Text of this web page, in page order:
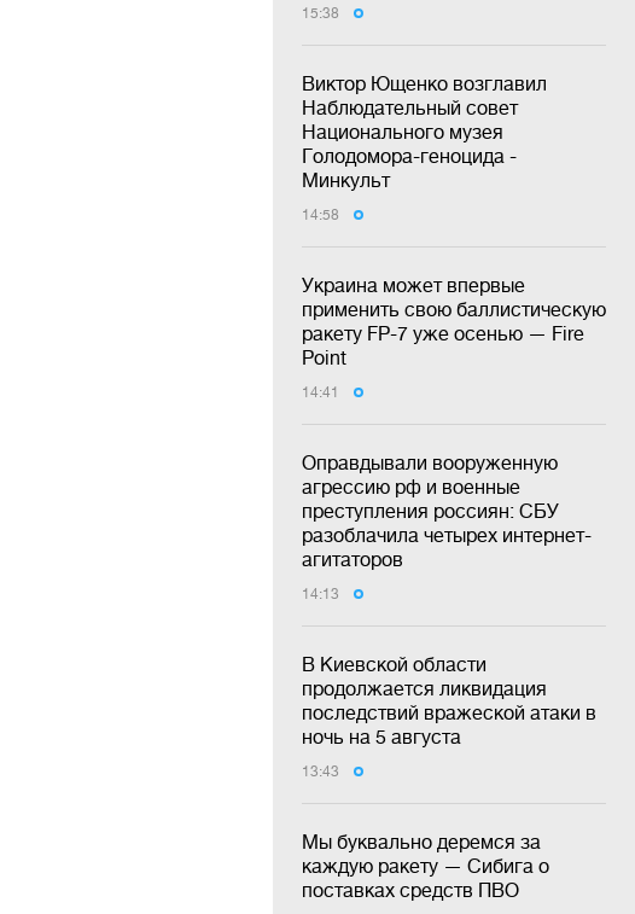
15:38
Виктор Ющенко возглавил
Наблюдательный совет
Национального музея
Голодомора-геноцида -
Минкульт
14:58
Украина может впервые
применить свою баллистическую
ракету FP-7 уже осенью — Fire
Point
14:41
Оправдывали вооруженную
агрессию рф и военные
преступления россиян: СБУ
разоблачила четырех интернет-
агитаторов
14:13
В Киевской области
продолжается ликвидация
последствий вражеской атаки в
ночь на 5 августа
13:43
Мы буквально деремся за
каждую ракету — Сибига о
поставках средств ПВО